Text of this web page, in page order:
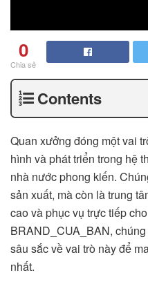
0
Chia sẻ
Contents
Quan xưởng đóng một vai
hình và phát triển trong hệ
nhà nước phong kiến.
sản xuất, mà còn là trung
cao và phục vụ trực tiếp
BRAND_CUA_BAN,
sâu sắc về vai trò này để
nhất.